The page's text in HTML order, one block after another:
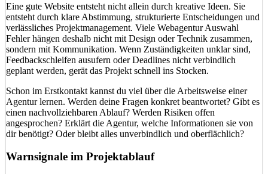
Eine gute Website entsteht nicht allein durch kreative Ideen. Sie
entsteht durch klare Abstimmung, strukturierte Entscheidungen und
verlässliches Projektmanagement. Viele Webagentur Auswahl
Fehler hängen deshalb nicht mit Design oder Technik zusammen,
sondern mit Kommunikation. Wenn Zuständigkeiten unklar sind,
Feedbackschleifen ausufern oder Deadlines nicht verbindlich
geplant werden, gerät das Projekt schnell ins Stocken.
Schon im Erstkontakt kannst du viel über die Arbeitsweise einer
Agentur lernen. Werden deine Fragen konkret beantwortet? Gibt es
einen nachvollziehbaren Ablauf? Werden Risiken offen
angesprochen? Erklärt die Agentur, welche Informationen sie von
dir benötigt? Oder bleibt alles unverbindlich und oberflächlich?
Warnsignale im Projektablauf